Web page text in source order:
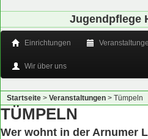
Jugendpflege
Einrichtungen
Wir über uns
Startseite > Veranstaltungen > Tümpeln
TÜMPELN
Wer wohnt in der Arnumer